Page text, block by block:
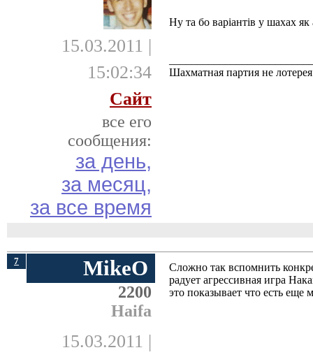
15.03.2011 |
15:02:34
Сайт
все его
сообщения:
за день,
за месяц,
за все время
Ну та бо варіантів у шахах як
Шахматная партия не
7 MikeO
2200
Haifa
15.03.2011 |
Сложно так вспомнить
радует агрессивная игра
это показывает что есть еще